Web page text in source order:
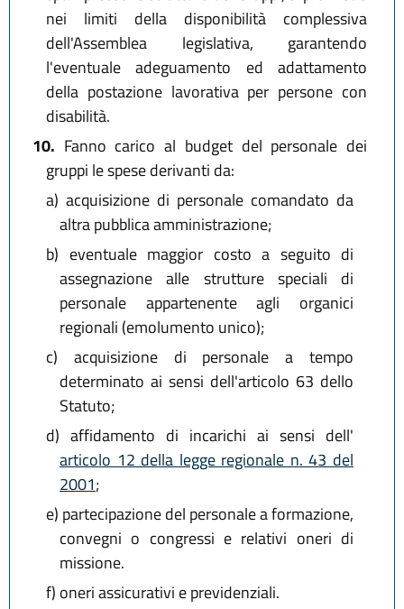
nei limiti della disponibilità complessiva
dell'Assemblea legislativa, garantendo
l'eventuale adeguamento ed adattamento
della postazione lavorativa per persone con
disabilità.
10. Fanno carico al budget del personale dei
gruppi le spese derivanti da:
a) acquisizione di personale comandato da
altra pubblica amministrazione;
b) eventuale maggior costo a seguito di
assegnazione alle strutture speciali di
personale appartenente agli organici
regionali (emolumento unico);
c) acquisizione di personale a tempo
determinato ai sensi dell'articolo 63 dello
Statuto;
d) affidamento di incarichi ai sensi dell'
articolo 12 della legge regionale n. 43 del
2001;
e) partecipazione del personale a formazione,
convegni o congressi e relativi oneri di
missione.
f) oneri assicurativi e previdenziali.